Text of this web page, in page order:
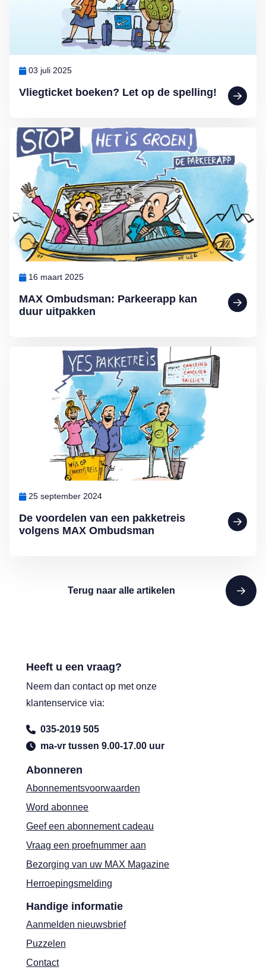
Vliegticket boeken? Let op de spelling!
03 juli 2025
MAX Ombudsman: Parkeerapp kan
duur uitpakken
16 maart 2025
Lees meer over MAX Ombudsman: Parkeerapp kan duur uitpakken
De voordelen van een pakketreis
volgens MAX Ombudsman
25 september 2024
Lees meer over De voordelen van een pakketreis volgens MAX
Terug naar alle artikelen
Abonneren
Abonnementsvoorwaarden
Word abonnee
Geef een abonnement cadeau
Vraag een proefnummer aan
Bezorging van uw MAX Magazine
Herroepingsmelding
Handige informatie
Aanmelden nieuwsbrief
Puzzelen
Contact
Heeft u een vraag?
Neem dan contact op met onze
klantenservice via:
035-2019 505
ma-vr tussen 9.00-17.00 uur